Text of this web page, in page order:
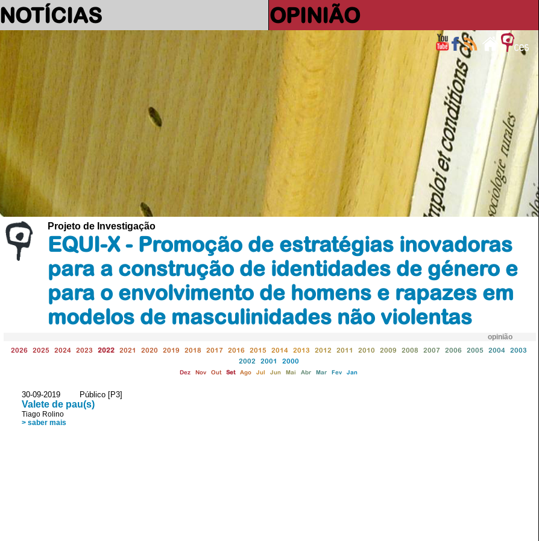
NOTÍCIAS OPINIÃO
Projeto de Investigação
EQUI-X - Promoção de estratégias inovadoras
para a construção de identidades de género e
para o envolvimento de homens e rapazes em
modelos de masculinidades não violentas
opinião
2026 2025 2024 2023 2022 2021 2020 2019 2018 2017 2016 2015 2014 2013 2012 2011 2010 2009 2008 2007 2006 2005 2004
2003
2002
2001 2000
Dez Nov Out Set Ago Jul Jun Mai Abr Mar Fev Jan
30-09-2019 Público [P3]
Valete de pau(s)
Tiago Rolino
> saber mais